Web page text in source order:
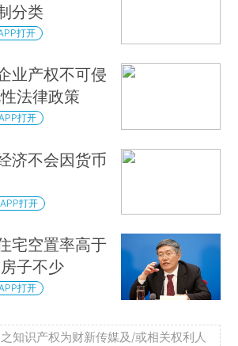
分类
打开
业产权不可侵
法律政策
打开
济不会因货币
APP打开
宅空置率高于
子不少
打开
知识产权为财新传媒及/或相关权利人